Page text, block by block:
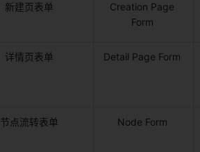
新建页表单
Creation Page
Form
详情页表单 Detail Page Form
节点流转表单 Node Form